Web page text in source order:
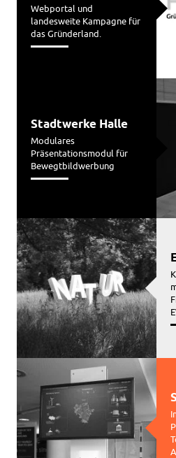
Webportal und
landesweite Kampagne für
das Gründerland.
Stadtwerke Halle
Modulares
Präsentationsmodul für
Bewegtbildwerbung